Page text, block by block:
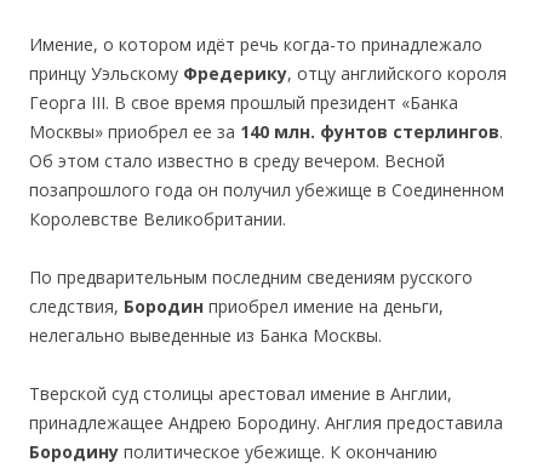
Имение, о котором идёт речь когда-то принадлежало
принцу Уэльскому Фредерику, отцу английского короля
Георга III. В свое время прошлый президент «Банка
Москвы» приобрел ее за 140 млн. фунтов стерлингов.
Об этом стало известно в среду вечером. Весной
позапрошлого года он получил убежище в Соединенном
Королевстве Великобритании.
По предварительным последним сведениям русского
следствия, Бородин приобрел имение на деньги,
нелегально выведенные из Банка Москвы.
Тверской суд столицы арестовал имение в Англии,
принадлежащее Андрею Бородину. Англия предоставила
Бородину политическое убежище. К окончанию